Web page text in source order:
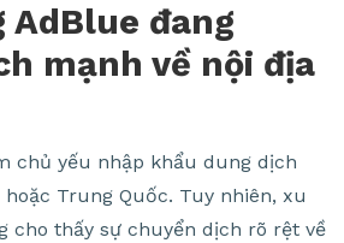
đang
mạnh về nội địa
chủ yếu nhập khẩu dung dịch
Trung Quốc. Tuy nhiên, xu
cho thấy sự chuyển dịch rõ rệt về